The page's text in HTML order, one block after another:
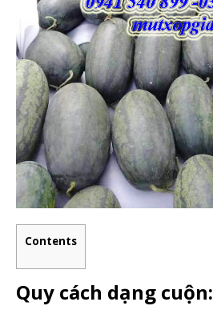
Contents
Quy cách dạng cuộn: